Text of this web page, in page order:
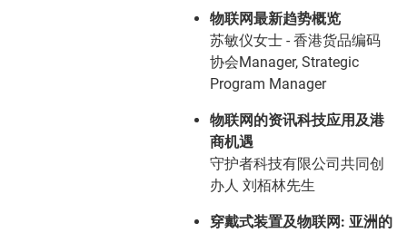
物联网最新趋势概览
苏敏仪女士 - 香港货品编码
协会Manager, Strategic
Program Manager
物联网的资讯科技应用及港
商机遇
守护者科技有限公司共同创
办人 刘栢林先生
穿戴式装置及物联网: 亚洲的